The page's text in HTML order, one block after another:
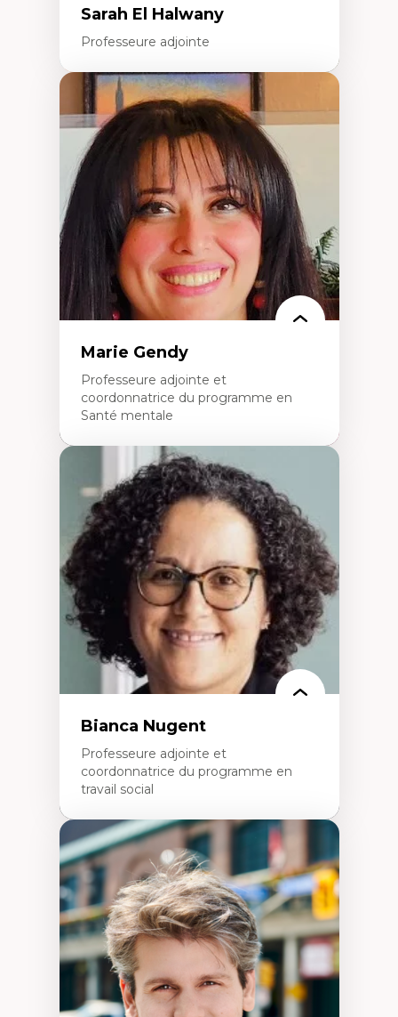
Sarah El Halwany
Professeure adjointe
Expertises
Les apports pédagogiques des théories de
l'affect, du posthumanisme, du féminisme
dans l'éducation aux sciences
L'apprentissage des sciences/STIM dans une
perspective socioécologique de care
L’insertion professionnelle des
enseignant.e.s
Marie Gendy
Professeure adjointe et
coordonnatrice du programme en
Santé mentale
Expertises
Neuropsychiatrie et neurosciences
Direction d'essais cliniques
Analyse des politiques et pratiques en santé
mentale
Développement de protocoles d'essais
cliniques
Collaboration interfonctionnelle
Leadership en recherche clinique
Développement de cadres politiques
Collaboration avec des entreprises
pharmaceutiques
Rédaction de publications et de rapports
politiques
Enseignement et mentorat
Bianca Nugent
Professeure adjointe et
coordonnatrice du programme en
travail social
Expertises
Travail social, action et justice sociale
Fondements de l’intervention et des
nouvelles pratiques en travail social et en
éducation inclusive
Minorités linguistiques, offre active et
francophonie plurielle en contexte
linguistique minoritaire
Études critiques sur le handicap, la
neurodiversité, l'agentivité et les injustices
épistémiques